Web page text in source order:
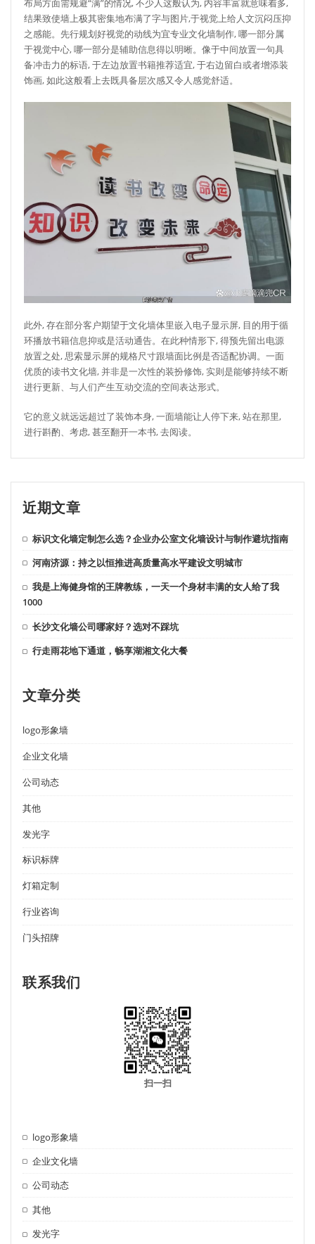
布局方面需规避“满”的情况, 不少人这般认为, 内容丰富就意味着多,
结果致使墙上极其密集地布满了字与图片,于视觉上给人文沉闷压抑
之感能。先行规划好视觉的动线为宜专业文化墙制作, 哪一部分属
于视觉中心, 哪一部分是辅助信息得以明晰。像于中间放置一句具
备冲击力的标语, 于左边放置书籍推荐适宜, 于右边留白或者增添装
饰画, 如此这般看上去既具备层次感又令人感觉舒适。
此外, 存在部分客户期望于文化墙体里嵌入电子显示屏, 目的用于循
环播放书籍信息抑或是活动通告。在此种情形下, 得预先留出电源
放置之处, 思索显示屏的规格尺寸跟墙面比例是否适配协调。一面
优质的读书文化墙, 并非是一次性的装扮修饰, 实则是能够持续不断
进行更新、与人们产生互动交流的空间表达形式。
它的意义就远远超过了装饰本身, 一面墙能让人停下来, 站在那里,
进行斟酌、考虑, 甚至翻开一本书, 去阅读。
近期文章
标识文化墙定制怎么选？企业办公室文化墙设计与制作避坑指南
河南济源：持之以恒推进高质量高水平建设文明城市
我是上海健身馆的王牌教练，一天一个身材丰满的女人给了我
1000
长沙文化墙公司哪家好？选对不踩坑
行走雨花地下通道，畅享湖湘文化大餐
文章分类
logo形象墙
企业文化墙
公司动态
其他
发光字
标识标牌
灯箱定制
行业咨询
门头招牌
联系我们
扫一扫
logo形象墙
企业文化墙
公司动态
其他
发光字